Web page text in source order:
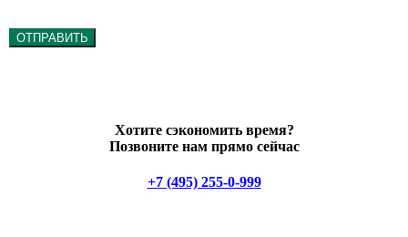
ОТПРАВИТЬ
Хотите сэкономить время?
Позвоните нам прямо сейчас
+7 (495) 255-0-999